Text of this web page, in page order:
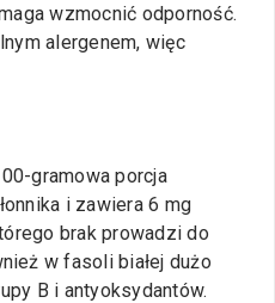
wzmocnić odporność.
alergenem, więc
gramowa porcja
i zawiera 6 mg
brak prowadzi do
w fasoli białej dużo
B i antyoksydantów.